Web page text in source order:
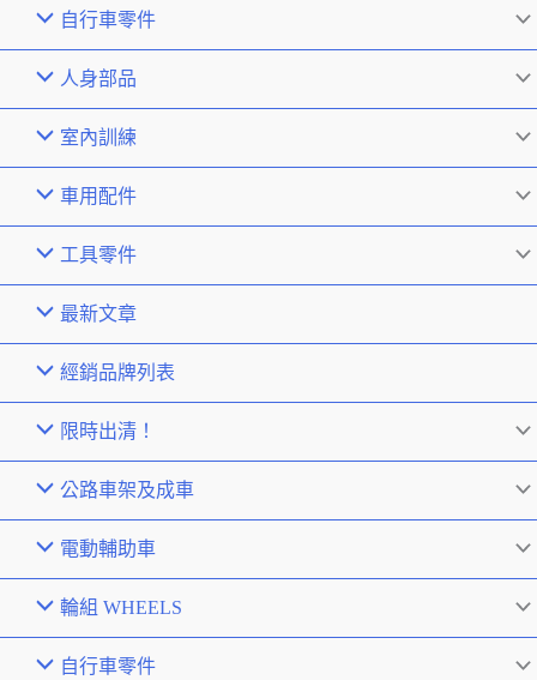
自行車零件
人身部品
室內訓練
車用配件
工具零件
最新文章
經銷品牌列表
限時出清！
公路車架及成車
電動輔助車
輪組 WHEELS
自行車零件